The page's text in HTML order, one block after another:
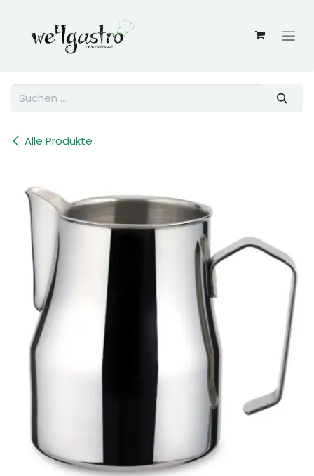
Alle Produkte